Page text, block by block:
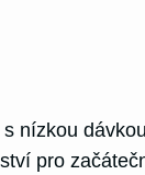
nízkou
pro